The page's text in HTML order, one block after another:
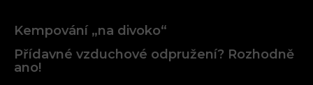
Kempování „na divoko“
Přídavné vzduchové odpružení? Rozhodně
ano!